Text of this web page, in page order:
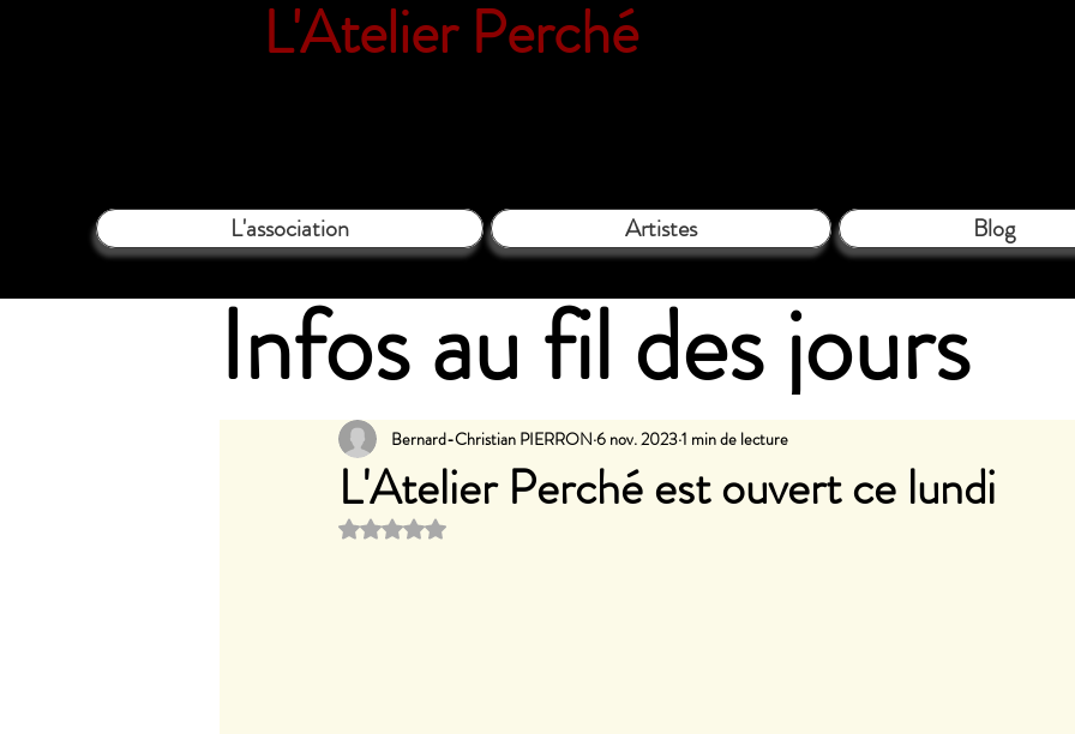
L'Atelier Perché
L'association Artistes Blog
Infos au fil des jours
L'Atelier Perché est ouvert ce lundi
Bernard-Christian PIERRON 6 nov. 20231 min de lecture
Noté NaN étoiles sur 5.